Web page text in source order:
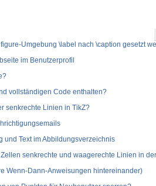
Umgebung \label nach \caption gesetzt
im Benutzerprofil
vollständigen Code enthalten?
senkrechte Linien in TikZ?
und Text im Abbildungsverzeichnis
senkrechte und waagerechte Linien in
Wenn-Dann-Anweisungen hintereinander)